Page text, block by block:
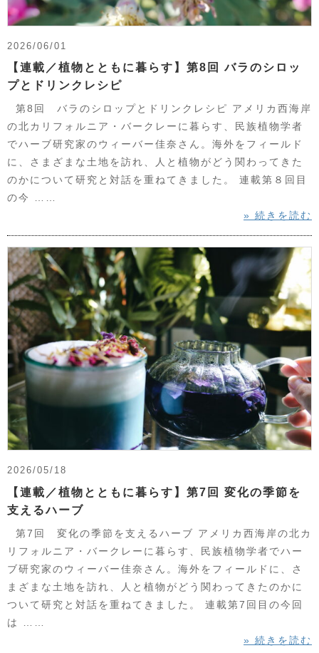
2026/06/01
【連載／植物とともに暮らす】第8回 バラのシロッ
プとドリンクレシピ
第8回 バラのシロップとドリンクレシピ アメリカ西海岸
の北カリフォルニア・バークレーに暮らす、民族植物学者
でハーブ研究家のウィーバー佳奈さん。海外をフィールド
に、さまざまな土地を訪れ、人と植物がどう関わってきた
のかについて研究と対話を重ねてきました。 連載第８回目
の今 ……
» 続きを読む
2026/05/18
【連載／植物とともに暮らす】第7回 変化の季節を
支えるハーブ
第7回 変化の季節を支えるハーブ アメリカ西海岸の北カ
リフォルニア・バークレーに暮らす、民族植物学者でハー
ブ研究家のウィーバー佳奈さん。海外をフィールドに、さ
まざまな土地を訪れ、人と植物がどう関わってきたのかに
ついて研究と対話を重ねてきました。 連載第7回目の今回
は ……
» 続きを読む